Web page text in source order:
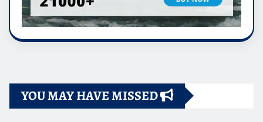
YOU MAY HAVE MISSED